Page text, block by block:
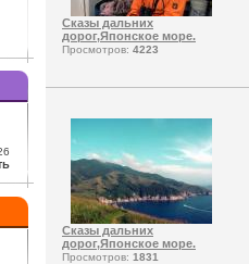
Сказы дальних
дорог,Японское море.
Просмотров: 4223
Сказы дальних
дорог,Японское море.
Просмотров: 1831